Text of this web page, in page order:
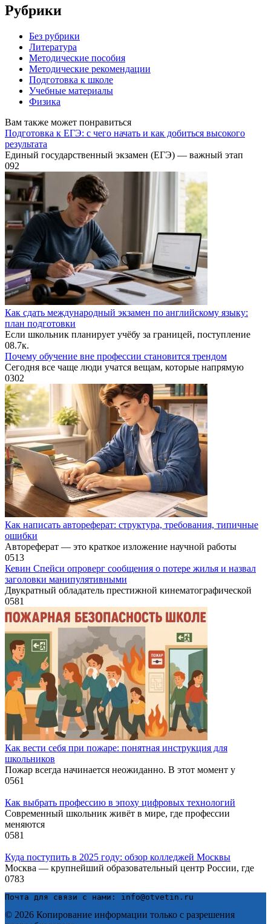
Рубрики
Без рубрики
Литература
Методические пособия
Методические рекомендации
Подготовка к школе
Учебные материалы
Физика
Вам также может понравиться
Подготовка к ЕГЭ: с чего начать и как добиться высокого
результата
Единый государственный экзамен (ЕГЭ) — важный этап
092
Как сдать международный экзамен по английскому языку:
план подготовки
Если школьник планирует учёбу за границей, поступление
08.7к.
Почему обучение вне профессии становится трендом
Сегодня все чаще люди учатся вещам, которые напрямую
0302
Как написать автореферат: структура, требования, типичные
ошибки
Автореферат — это краткое изложение научной работы
0513
Кевин Спейси опроверг сообщения о потере жилья и назвал
заголовки манипулятивными
Двукратный обладатель престижной кинематографической
0581
Как вести себя при пожаре: понятная инструкция для
школьников
Пожар всегда начинается неожиданно. В этот момент у
0561
Как выбрать профессию в эпоху цифровых технологий
Современный школьник живёт в мире, где профессии
меняются
0581
Куда поступить в 2025 году: обзор колледжей Москвы
Москва — крупнейший образовательный центр России, где
0783
Почта для связи с нами: info@otvetin.ru
© 2026 Копирование информации только с разрешения